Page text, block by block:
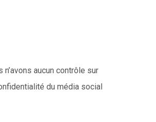
aucun contrôle sur
du média social